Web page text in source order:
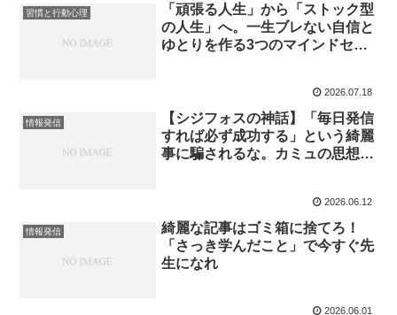
習慣と行動心理
「頑張る人生」から「ストック型
の人生」へ。一生ブレない自信と
ゆとりを作る3つのマインドセッ
2026.07.18
情報発信
【シジフォスの神話】「毎日発信
すれば必ず成功する」という綺麗
事に騙されるな。カミュの思想か
2026.06.12
情報発信
綺麗な記事はゴミ箱に捨てろ！
「さっき学んだこと」で今すぐ先
生になれ
2026.06.01